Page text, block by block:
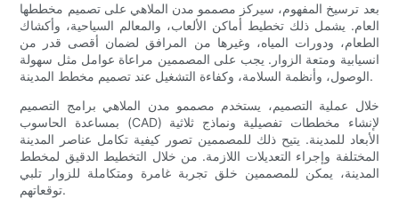
بعد ترسيخ المفهوم، سيركز مصممو مدن الملاهي على تصميم مخططها
العام. يشمل ذلك تخطيط أماكن الألعاب، والمعالم السياحية، وأكشاك
الطعام، ودورات المياه، وغيرها من المرافق لضمان أقصى قدر من
انسيابية ومتعة الزوار. يجب على المصممين مراعاة عوامل مثل سهولة
الوصول، وأنظمة السلامة، وكفاءة التشغيل عند تصميم مخطط المدينة.
خلال عملية التصميم، يستخدم مصممو مدن الملاهي برامج التصميم
بمساعدة الحاسوب (CAD) لإنشاء مخططات تفصيلية ونماذج ثلاثية
الأبعاد للمدينة. يتيح ذلك للمصممين تصور كيفية تكامل عناصر المدينة
المختلفة وإجراء التعديلات اللازمة. من خلال التخطيط الدقيق لمخطط
المدينة، يمكن للمصممين خلق تجربة غامرة ومتكاملة للزوار تلبي
توقعاتهم.